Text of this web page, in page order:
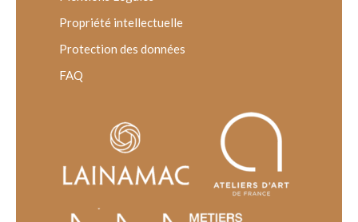
Propriété intellectuelle
Protection des données
FAQ